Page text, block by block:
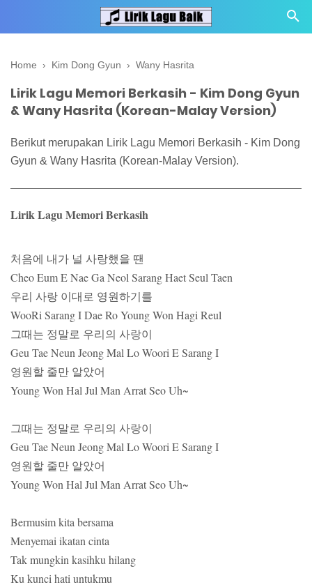
Home › Kim Dong Gyun › Wany Hasrita
Lirik Lagu Memori Berkasih - Kim Dong Gyun
& Wany Hasrita (Korean-Malay Version)
Berikut merupakan Lirik Lagu Memori Berkasih - Kim Dong
Gyun & Wany Hasrita (Korean-Malay Version).
Lirik Lagu Memori Berkasih
처음에 내가 널 사랑했을 땐
Cheo Eum E Nae Ga Neol Sarang Haet Seul Taen
우리 사랑 이대로 영원하기를
WooRi Sarang I Dae Ro Young Won Hagi Reul
그때는 정말로 우리의 사랑이
Geu Tae Neun Jeong Mal Lo Woori E Sarang I
영원할 줄만 알았어
Young Won Hal Jul Man Arrat Seo Uh~
그때는 정말로 우리의 사랑이
Geu Tae Neun Jeong Mal Lo Woori E Sarang I
영원할 줄만 알았어
Young Won Hal Jul Man Arrat Seo Uh~
Bermusim kita bersama
Menyemai ikatan cinta
Tak mungkin kasihku hilang
Ku kunci hati untukmu